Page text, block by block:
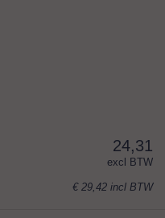
24,31
excl BTW
€ 29,42 incl BTW